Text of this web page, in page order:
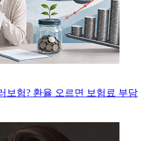
보험? 환율 오르면 보험료 부담